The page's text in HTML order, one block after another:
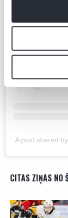
A post shared
CITAS ZIŅAS NO